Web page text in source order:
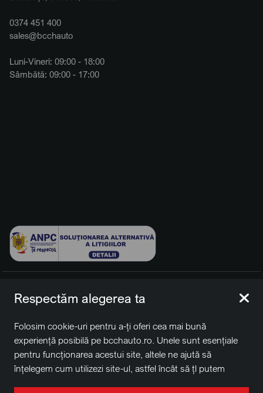
0374 451 400
sales@bcchauto
Luni-Vineri: 09:00 - 18:00
Sâmbătă: 09:00 - 17:00
rezervate.
BCCH Auto Switzerland este o marcă a societății
BCCH
Group Switzerland AG
Sediu social: David Business Center, Str. Erou Iancu Nicolae
nr. 29, Voluntari, Ilfov
Respectăm alegerea ta
Folosim cookie-uri pentru a-ți oferi cea mai bună
experiență posibilă pe bcchauto.ro. Unele sunt esențiale
pentru funcționarea acestui site, altele ne ajută să
înțelegem cum utilizezi site-ul, astfel încât să țl putem